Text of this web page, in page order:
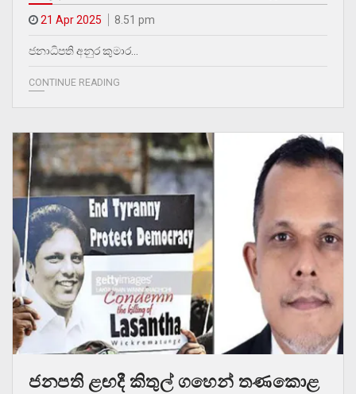
21 Apr 2025 8.51 pm
ජනාධිපති අනුර කුමාර…
CONTINUE READING
ජනපති ළඟදී කිතුල් ගහෙන් තණකොළ